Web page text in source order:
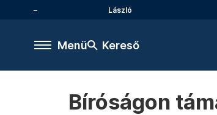
László
Menü Kereső
Bíróságon